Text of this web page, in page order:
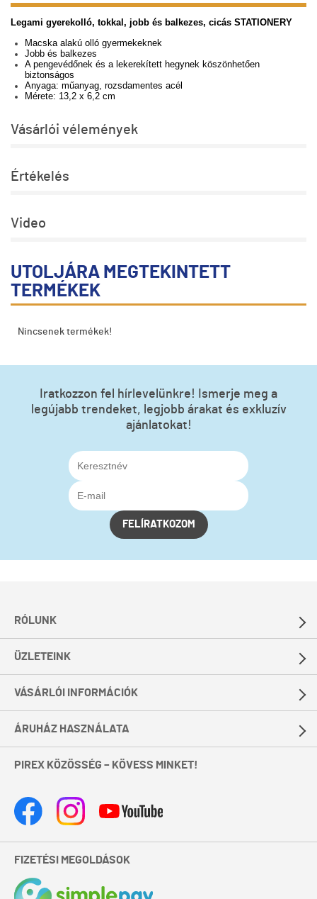
Legami gyerekolló, tokkal, jobb és balkezes, cicás STATIONERY
Macska alakú olló gyermekeknek
Jobb és balkezes
A pengevédőnek és a lekerekített hegynek köszönhetően
biztonságos
Anyaga: műanyag, rozsdamentes acél
Mérete: 13,2 x 6,2 cm
Vásárlói vélemények
Értékelés
Video
UTOLJÁRA MEGTEKINTETT
TERMÉKEK
Nincsenek termékek!
Iratkozzon fel hírlevelünkre! Ismerje meg a
legújabb trendeket, legjobb árakat és exkluzív
ajánlatokat!
FELÍRATKOZOM
RÓLUNK
ÜZLETEINK
VÁSÁRLÓI INFORMÁCIÓK
ÁRUHÁZ HASZNÁLATA
PIREX KÖZÖSSÉG – KÖVESS MINKET!
FIZETÉSI MEGOLDÁSOK